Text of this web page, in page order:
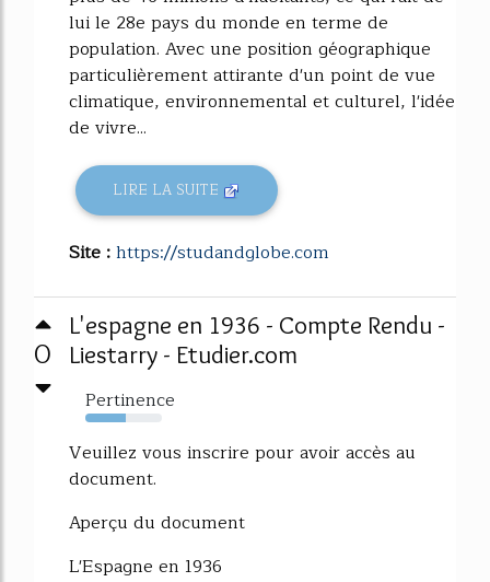
lui le 28e pays du monde en terme de
population. Avec une position géographique
particulièrement attirante d'un point de vue
climatique, environnemental et culturel, l'idée
de vivre...
LIRE LA SUITE
Site :https://studandglobe.com
0
L'espagne en 1936 - Compte Rendu -
Liestarry - Etudier.com
Pertinence
53%
Veuillez vous inscrire pour avoir accès au
document.
Aperçu du document
L'Espagne en 1936